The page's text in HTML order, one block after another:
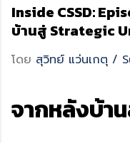
Inside CSSD:
บ้านสู่ Strategic
โดย สุวิทย์ แว่นเกตุ /
จากหลังบ้า